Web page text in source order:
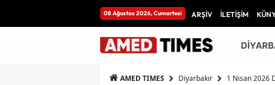
08 Ağustos 2026, Cumartesi ARŞİV İLETİŞİM
AMED TIMES Diyarbakır 1 Nisan 2026